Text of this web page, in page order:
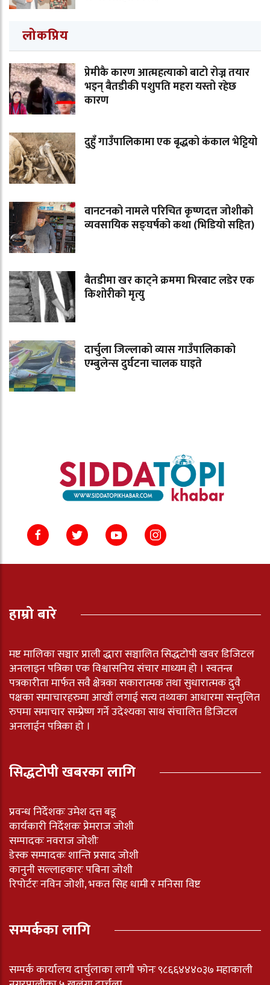
लोकप्रिय
प्रेमीकै कारण आत्महत्याको बाटो रोज्न तयार
भइन् बैतडीकी पशुपति महरा यस्तो रहेछ
कारण
दुहुँ गाउँपालिकामा एक बृद्धको कंकाल भेट्टियो
वानटनको नामले परिचित कृष्णदत्त जोशीको
व्यवसायिक सङ्घर्षको कथा (भिडियो सहित)
बैतडीमा खर काट्ने क्रममा भिरबाट लडेर एक
किशोरीको मृत्यु
दार्चुला जिल्लाको व्यास गाउँपालिकाको
एम्बुलेन्स दुर्घटना चालक घाइते
हाम्रो बारे
मष्ट मालिका सञ्चार प्राली द्धारा सञ्चालित सिद्धटोपी खवर डिजिटल
अनलाइन पत्रिका एक विश्वासनिय संचार माध्यम हो । स्वतन्त्र
पत्रकारीता मार्फत सवै क्षेत्रका सकारात्मक तथा सुधारात्मक दुवै
पक्षका समाचारहरुमा आखाँ लगाई सत्य तथ्यका आधारमा सन्तुलित
रुपमा समाचार सम्प्रेष्ण गर्ने उदेश्यका साथ संचालित डिजिटल
अनलाईन पत्रिका हो ।
सिद्धटोपी खबरका लागि
प्रवन्ध निर्देशकः उमेश दत्त बडू
कार्यकारी निर्देशकः प्रेमराज जोशी
सम्पादकः नवराज जोशीः
डेस्क सम्पादकः शान्ति प्रसाद जोशी
कानुनी सल्लाहकारः पबिना जोशी
रिपोर्टरः नविन जोशी, भकत सिह धामी र मनिसा विष्ट
सम्पर्कका लागि
सम्पर्क कार्यालय दार्चुलाका लागी फोनः ९८६६४४४०३७ महाकाली